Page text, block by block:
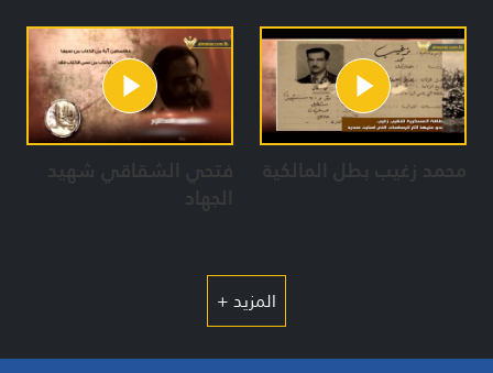
محمد زغيب بطل المالكية فتحي الشقاقي شهيد
الجهاد
المزيد +